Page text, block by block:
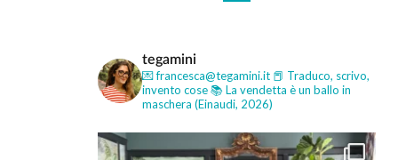
tegamini
💌 francesca@tegamini.it 📕 Traduco, scrivo,
invento cose📚 La vendetta è un ballo in
maschera (Einaudi, 2026)